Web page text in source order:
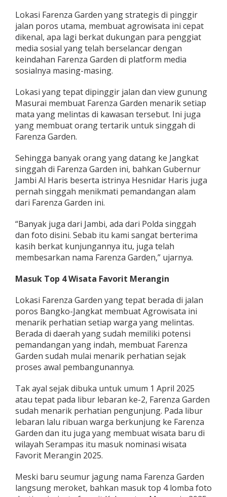
Lokasi Farenza Garden yang strategis di pinggir
jalan poros utama, membuat agrowisata ini cepat
dikenal, apa lagi berkat dukungan para penggiat
media sosial yang telah berselancar dengan
keindahan Farenza Garden di platform media
sosialnya masing-masing.
Lokasi yang tepat dipinggir jalan dan view gunung
Masurai membuat Farenza Garden menarik setiap
mata yang melintas di kawasan tersebut. Ini juga
yang membuat orang tertarik untuk singgah di
Farenza Garden.
Sehingga banyak orang yang datang ke Jangkat
singgah di Farenza Garden ini, bahkan Gubernur
Jambi Al Haris beserta istrinya Hesnidar Haris juga
pernah singgah menikmati pemandangan alam
dari Farenza Garden ini.
“Banyak juga dari Jambi, ada dari Polda singgah
dan foto disini. Sebab itu kami sangat berterima
kasih berkat kunjungannya itu, juga telah
membesarkan nama Farenza Garden,” ujarnya.
Masuk Top 4 Wisata Favorit Merangin
Lokasi Farenza Garden yang tepat berada di jalan
poros Bangko-Jangkat membuat Agrowisata ini
menarik perhatian setiap warga yang melintas.
Berada di daerah yang sudah memiliki potensi
pemandangan yang indah, membuat Farenza
Garden sudah mulai menarik perhatian sejak
proses awal pembangunannya.
Tak ayal sejak dibuka untuk umum 1 April 2025
atau tepat pada libur lebaran ke-2, Farenza Garden
sudah menarik perhatian pengunjung. Pada libur
lebaran lalu ribuan warga berkunjung ke Farenza
Garden dan itu juga yang membuat wisata baru di
wilayah Serampas itu masuk nominasi wisata
Favorit Merangin 2025.
Meski baru seumur jagung nama Farenza Garden
langsung meroket, bahkan masuk top 4 lomba foto